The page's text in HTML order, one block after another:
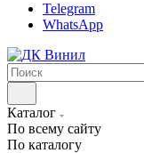
Telegram
WhatsApp
Каталог
По всему сайту
По каталогу